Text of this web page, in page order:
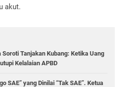
akut.
Tanjakan Kubang: Ketika Uang
Kelalaian APBD
SAE” yang Dinilai “Tak SAE”. Ketua